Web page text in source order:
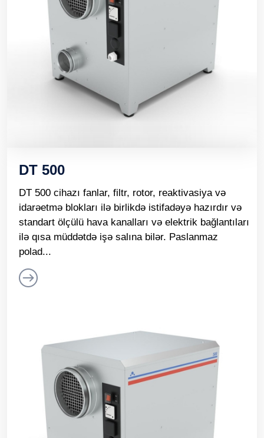
DT 500
DT 500 cihazı fanlar, filtr, rotor, reaktivasiya və
idarəetmə blokları ilə birlikdə istifadəyə hazırdır və
standart ölçülü hava kanalları və elektrik bağlantıları
ilə qısa müddətdə işə salına bilər. Paslanmaz
polad...